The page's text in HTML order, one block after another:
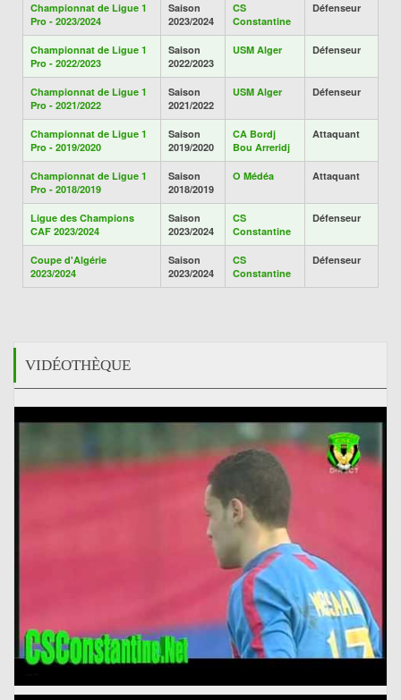
Championnat de Ligue 1
Pro - 2023/2024
Saison
2023/2024
CS
Constantine
Défenseur
Championnat de Ligue 1
Pro - 2022/2023
Saison
2022/2023
USM Alger Défenseur
Championnat de Ligue 1
Pro - 2021/2022
Saison
2021/2022
USM Alger Défenseur
Championnat de Ligue 1
Pro - 2019/2020
Saison
2019/2020
CA Bordj
Bou Arreridj
Attaquant
Championnat de Ligue 1
Pro - 2018/2019
Saison
2018/2019
O Médéa Attaquant
Ligue des Champions
CAF 2023/2024
Saison
2023/2024
CS
Constantine
Défenseur
Coupe d'Algérie
2023/2024
Saison
2023/2024
CS
Constantine
Défenseur
VIDÉOTHÈQUE